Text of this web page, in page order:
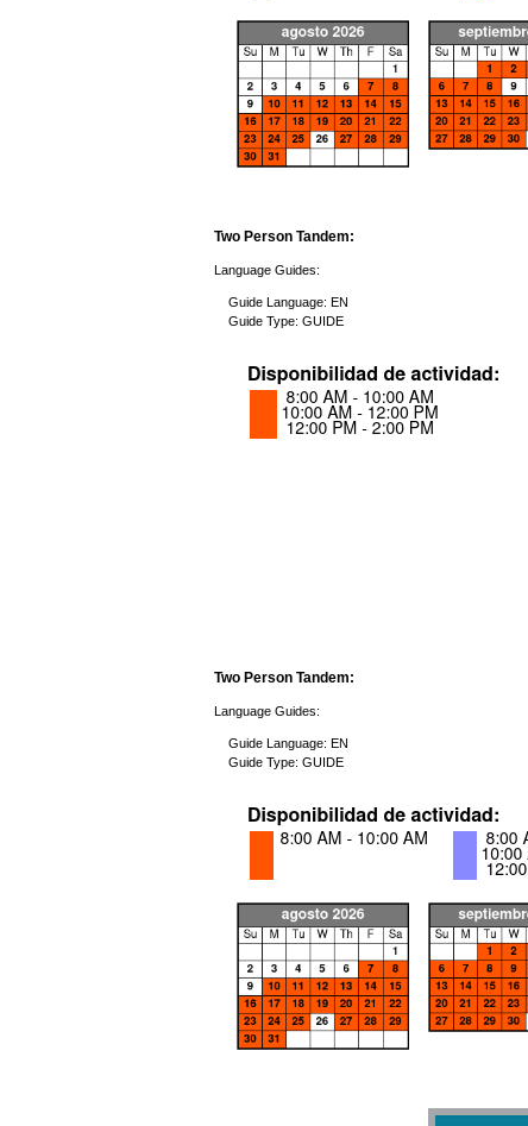
Two Person Tandem:
Language Guides:
Guide Language: EN
Guide Type: GUIDE
Two Person Tandem:
Language Guides:
Guide Language: EN
Guide Type: GUIDE